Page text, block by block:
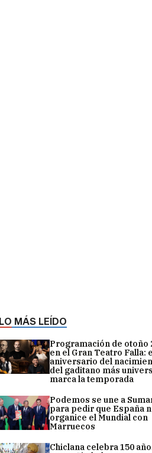
LO MÁS LEÍDO
Programación de otoño
en el Gran Teatro Falla:
aniversario del
del gaditano más
marca la temporada
Podemos se une a
para pedir que España
organice el Mundial con
Marruecos
Chiclana celebra 150